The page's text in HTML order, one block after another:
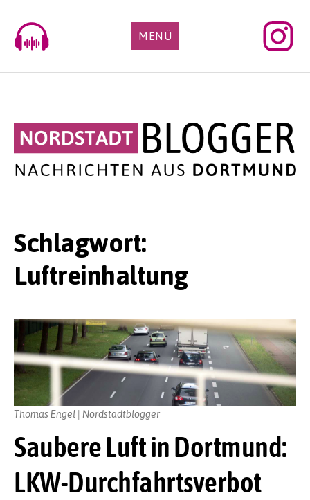
content
MENÜ
Schlagwort:
Luftreinhaltung
Saubere Luft in Dortmund:
LKW-Durchfahrtsverbot
Thomas Engel | Nordstadtblogger